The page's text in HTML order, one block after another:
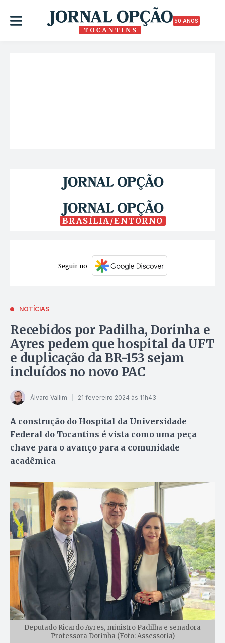
50 ANOS
BRASÍLIA/ENTORNO
Seguir no
NOTÍCIAS
Recebidos por Padilha, Dorinha e
Ayres pedem que hospital da UFT
e duplicação da BR-153 sejam
incluídos no novo PAC
Álvaro Vallim 21 fevereiro 2024 às 11h43
A construção do Hospital da Universidade
Federal do Tocantins é vista como uma peça
chave para o avanço para a comunidade
acadêmica
Deputado Ricardo Ayres, ministro Padilha e senadora
Professora Dorinha (Foto: Assessoria)